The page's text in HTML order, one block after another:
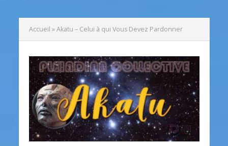
Accueil »Akatu – Celui à qui Vous Devez Pardonner